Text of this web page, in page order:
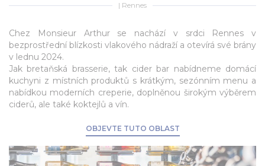
| Rennes
Chez Monsieur Arthur se nachází v srdci Rennes v
bezprostřední blízkosti vlakového nádraží a otevírá své brány
v lednu 2024.
Jak bretaňská brasserie, tak cider bar nabídneme domácí
kuchyni z místních produktů s krátkým, sezónním menu a
nabídkou moderních creperie, doplněnou širokým výběrem
ciderů, ale také koktejlů a vín.
OBJEVTE TUTO OBLAST